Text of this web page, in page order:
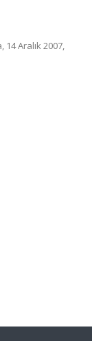
Aralık 2007,